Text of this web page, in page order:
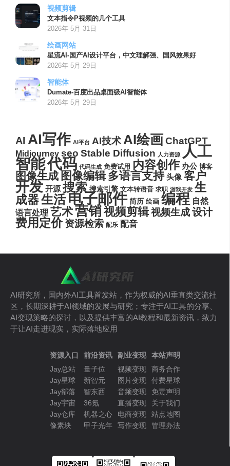
视频剪辑
文本指令P视频的几个工具
2026年 5月 31日
绘画网站
星流AI-国产AI设计平台，中文理解强、国风效果好
2026年 5月 29日
智能体
Dumate-百度出品桌面级AI智能体
2026年 5月 29日
AI AI写作 AI平台 AI技术AI绘画ChatGPT
Midjourney seo Stable Diffusion 人力资源 人工
智能代码 代码生成 免费试用 内容创作 办公 博客
图像生成 图像编辑 多语言支持 头像 客户
开发 开源 搜索 搜索引擎 文本转语音 求职 游戏开发 生
成器生活电子邮件 简历 绘画 编程 自然
语言处理 艺术营销视频剪辑视频生成设计
费用定价 资源检索 配乐 配音
AI研究所，国内外AI工具首发站，作为权威的AI垂直类交流社
区，长期深耕于AI领域的发展与研究；专注于AI工具的分享、
AI变现策略的探讨，以及提供丰富的AI教程和最新资讯，致力
于让AI走进现实，实际落地应用
资源入口
Jay总站
Jay星球
Jay部落
Jay宇宙
Jay仓库
像素块
前沿资讯
量子位
新智元
智东西
36氪
机器之心
甲子光年
副业变现
视频变现
图片变现
音频变现
直播变现
电商变现
写作变现
本站声明
商务合作
付费星球
免责声明
关于我们
站点地图
管理办法